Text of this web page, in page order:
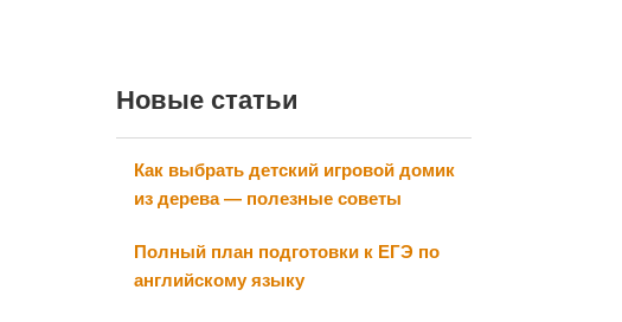
Новые статьи
Как выбрать детский игровой домик
из дерева — полезные советы
Полный план подготовки к ЕГЭ по
английскому языку